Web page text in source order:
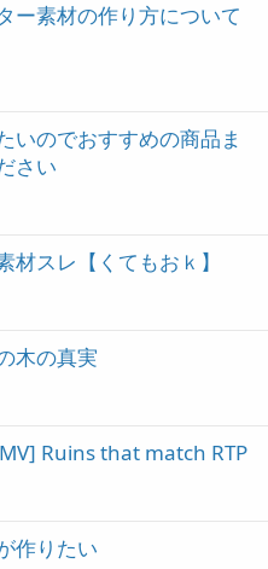
ー素材の作り方について
いのでおすすめの商品ま
さい
材スレ【くてもおｋ】
木の真実
Ruins that match RTP
作りたい